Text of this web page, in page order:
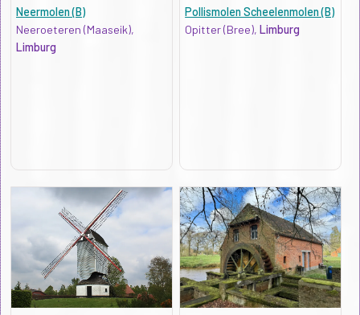
Neermolen (B)
Neeroeteren (Maaseik),
Limburg
Pollismolen Scheelenmolen (B)
Opitter (Bree),Limburg